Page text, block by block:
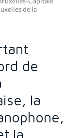
de la
de
la
la